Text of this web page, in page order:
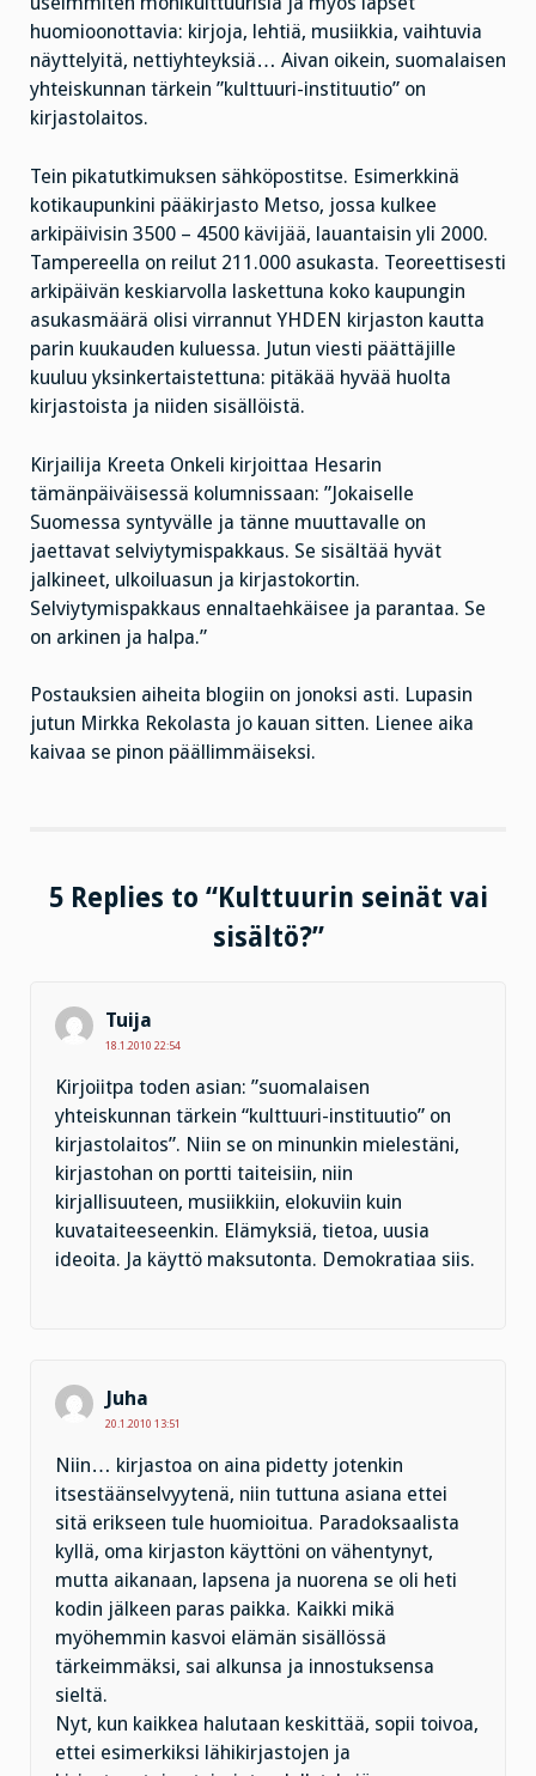
huomioonottavia: kirjoja, lehtiä, musiikkia, vaihtuvia
näyttelyitä, nettiyhteyksiä… Aivan oikein, suomalaisen
yhteiskunnan tärkein ”kulttuuri-instituutio” on
kirjastolaitos.
Tein pikatutkimuksen sähköpostitse. Esimerkkinä
kotikaupunkini pääkirjasto Metso, jossa kulkee
arkipäivisin 3500 – 4500 kävijää, lauantaisin yli 2000.
Tampereella on reilut 211.000 asukasta. Teoreettisesti
arkipäivän keskiarvolla laskettuna koko kaupungin
asukasmäärä olisi virrannut YHDEN kirjaston kautta
parin kuukauden kuluessa. Jutun viesti päättäjille
kuuluu yksinkertaistettuna: pitäkää hyvää huolta
kirjastoista ja niiden sisällöistä.
Kirjailija Kreeta Onkeli kirjoittaa Hesarin
tämänpäiväisessä kolumnissaan: ”Jokaiselle
Suomessa syntyvälle ja tänne muuttavalle on
jaettavat selviytymispakkaus. Se sisältää hyvät
jalkineet, ulkoiluasun ja kirjastokortin.
Selviytymispakkaus ennaltaehkäisee ja parantaa. Se
on arkinen ja halpa.”
Postauksien aiheita blogiin on jonoksi asti. Lupasin
jutun Mirkka Rekolasta jo kauan sitten. Lienee aika
kaivaa se pinon päällimmäiseksi.
5 Replies to “Kulttuurin seinät vai
sisältö?”
Tuija
18.1.2010 22:54
Kirjoiitpa toden asian: ”suomalaisen
yhteiskunnan tärkein “kulttuuri-instituutio” on
kirjastolaitos”. Niin se on minunkin mielestäni,
kirjastohan on portti taiteisiin, niin
kirjallisuuteen, musiikkiin, elokuviin kuin
kuvataiteeseenkin. Elämyksiä, tietoa, uusia
ideoita. Ja käyttö maksutonta. Demokratiaa siis.
Juha
20.1.2010 13:51
Niin… kirjastoa on aina pidetty jotenkin
itsestäänselvyytenä, niin tuttuna asiana ettei
sitä erikseen tule huomioitua. Paradoksaalista
kyllä, oma kirjaston käyttöni on vähentynyt,
mutta aikanaan, lapsena ja nuorena se oli heti
kodin jälkeen paras paikka. Kaikki mikä
myöhemmin kasvoi elämän sisällössä
tärkeimmäksi, sai alkunsa ja innostuksensa
sieltä.
Nyt, kun kaikkea halutaan keskittää, sopii toivoa,
ettei esimerkiksi lähikirjastojen ja